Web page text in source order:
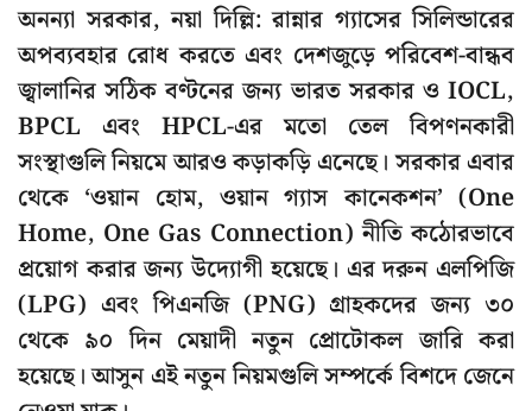
অনন্যা সরকার, নয়া দিল্লি: রান্নার গ্যাসের সিলিন্ডারের
অপব্যবহার রোধ করতে এবং দেশজুড়ে পরিবেশ-বান্ধব
জ্বালানির সঠিক বণ্টনের জন্য ভারত সরকার ও IOCL,
BPCL এবং HPCL-এর মতো তেল বিপণনকারী
সংস্থাগুলি নিয়মে আরও কড়াকড়ি এনেছে। সরকার এবার
থেকে ‘ওয়ান হোম, ওয়ান গ্যাস কানেকশন’ (One
Home, One Gas Connection) নীতি কঠোরভাবে
প্রয়োগ করার জন্য উদ্যোগী হয়েছে। এর দরুন এলপিজি
(LPG) এবং পিএনজি (PNG) গ্রাহকদের জন্য ৩০
থেকে ৯০ দিন মেয়াদী নতুন প্রোটোকল জারি করা
হয়েছে। আসুন এই নতুন নিয়মগুলি সম্পর্কে বিশদে জেনে